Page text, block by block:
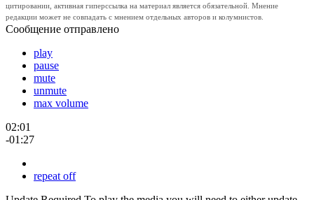
цитировании, активная гиперссылка на материал является обязательной. Мнение
редакции может не совпадать с мнением отдельных авторов и колумнистов.
Сообщение отправлено
play
pause
mute
unmute
max volume
02:01
-01:27
repeat off